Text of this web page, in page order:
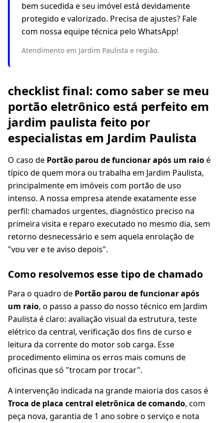
bem sucedida e seu imóvel está devidamente
protegido e valorizado. Precisa de ajustes? Fale
com nossa equipe técnica pelo WhatsApp!
Atendimento em Jardim Paulista e região.
checklist final: como saber se meu
portão eletrônico está perfeito em
jardim paulista feito por
especialistas em Jardim Paulista
O caso de Portão parou de funcionar após um raioé
típico de quem mora ou trabalha em Jardim Paulista,
principalmente em imóveis com portão de uso
intenso. A nossa empresa atende exatamente esse
perfil: chamados urgentes, diagnóstico preciso na
primeira visita e reparo executado no mesmo dia, sem
retorno desnecessário e sem aquela enrolação de
"vou ver e te aviso depois".
Como resolvemos esse tipo de chamado
Para o quadro de Portão parou de funcionar após
um raio, o passo a passo do nosso técnico em Jardim
Paulista é claro: avaliação visual da estrutura, teste
elétrico da central, verificação dos fins de curso e
leitura da corrente do motor sob carga. Esse
procedimento elimina os erros mais comuns de
oficinas que só "trocam por trocar".
A intervenção indicada na grande maioria dos casos é
Troca de placa central eletrônica de comando, com
peça nova, garantia de 1 ano sobre o serviço e nota